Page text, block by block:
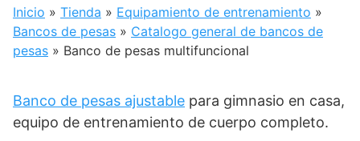
Inicio » Tienda » Equipamiento de entrenamiento »
Bancos de pesas » Catalogo general de bancos de
pesas » Banco de pesas multifuncional
Banco de pesas ajustable para gimnasio en casa,
equipo de entrenamiento de cuerpo completo.